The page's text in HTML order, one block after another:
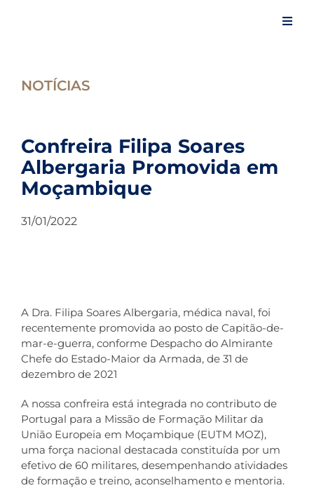
Eventos
Contactos
NOTÍCIAS
Confreira Filipa Soares
Albergaria Promovida em
Moçambique
31/01/2022
A Dra. Filipa Soares Albergaria, médica naval, foi
recentemente promovida ao posto de Capitão-de-
mar-e-guerra, conforme Despacho do Almirante
Chefe do Estado-Maior da Armada, de 31 de
dezembro de 2021
A nossa confreira está integrada no contributo de
Portugal para a Missão de Formação Militar da
União Europeia em Moçambique (EUTM MOZ),
uma força nacional destacada constituída por um
efetivo de 60 militares, desempenhando atividades
de formação e treino, aconselhamento e mentoria.